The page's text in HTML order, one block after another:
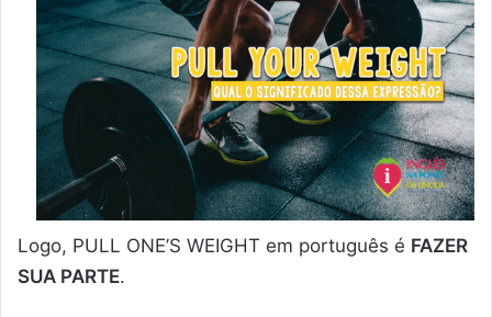
Logo, PULL ONE’S WEIGHT em português é FAZER
SUA PARTE.